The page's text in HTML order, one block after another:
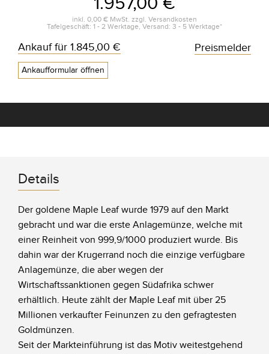
inkl. 0,00 € MwSt. zzgl. Versandkosten
Tafelgeschäft: 1 - 2 Werktage, Versand: 3 - 5 Werktage*
Ankauf für 1.845,00 €
Ankaufformular öffnen
Preismelder
Details
Der goldene Maple Leaf wurde 1979 auf den Markt
gebracht und war die erste Anlagemünze, welche mit
einer Reinheit von 999,9/1000 produziert wurde. Bis
dahin war der Krugerrand noch die einzige verfügbare
Anlagemünze, die aber wegen der
Wirtschaftssanktionen gegen Südafrika schwer
erhältlich. Heute zählt der Maple Leaf mit über 25
Millionen verkaufter Feinunzen zu den gefragtesten
Goldmünzen.
Seit der Markteinführung ist das Motiv weitestgehend